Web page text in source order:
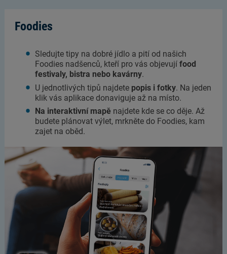
Foodies
Sledujte tipy na dobré jídlo a pití od našich
Foodies nadšenců, kteří pro vás objevují food
festivaly, bistra nebo kavárny.
U jednotlivých tipů najdete popis i fotky. Na jeden
klik vás aplikace donaviguje až na místo.
Na interaktivní mapě najdete kde se co děje. Až
budete plánovat výlet, mrkněte do Foodies, kam
zajet na oběd.